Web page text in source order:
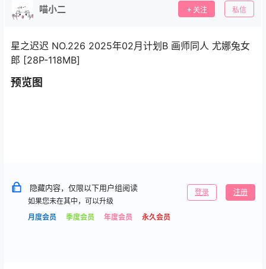
喵小二 关注 私信
星之迟迟 NO.226 2025年02月计划B 画师同人 尤娜兔女
郎 [28P-118MB]
预览图
隐藏内容，仅限以下用户组阅读
如果您未在其中，可以升级
月度会员
季度会员 年度会员 永久会员
登录 注册